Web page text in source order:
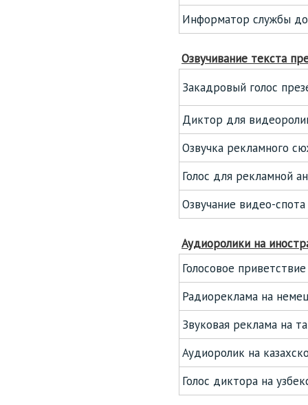
Информатор службы
Озвучивание текста
Закадровый голос
Диктор для
Озвучка рекламного
Голос для рекламной
Озвучание видео-спота
Аудиоролики на
Голосовое
Радиореклама на
Звуковая реклама на
Аудиоролик на
Голос диктора на